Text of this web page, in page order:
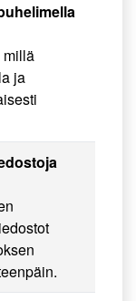
millä
ja